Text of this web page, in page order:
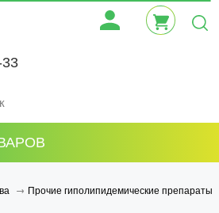
Прочие гиполипидемические препараты